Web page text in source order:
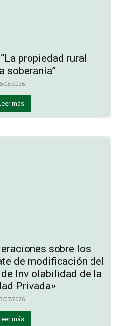
propiedad rural
soberanía”
08/2026
más
sobre los
de modificación del
Inviolabilidad de la
Privada»
07/2026
más